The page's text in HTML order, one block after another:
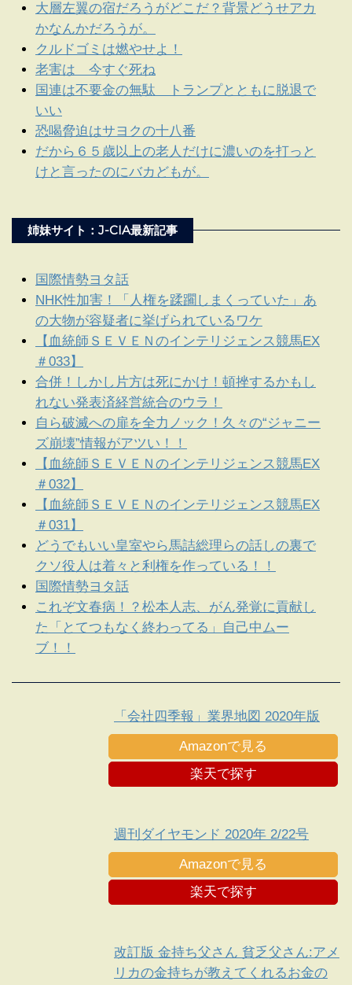
大層左翼の宿だろうがどこだ？背景どうせアカ
かなんかだろうが。
クルドゴミは燃やせよ！
老害は 今すぐ死ね
国連は不要金の無駄 トランプとともに脱退で
いい
恐喝脅迫はサヨクの十八番
だから６５歳以上の老人だけに濃いのを打っと
けと言ったのにバカどもが。
姉妹サイト：J-CIA最新記事
国際情勢ヨタ話
NHK性加害！「人権を蹂躙しまくっていた」あ
の大物が容疑者に挙げられているワケ
【血統師ＳＥＶＥＮのインテリジェンス競馬EX
＃033】
合併！しかし片方は死にかけ！頓挫するかもし
れない発表済経営統合のウラ！
自ら破滅への扉を全力ノック！久々の“ジャニー
ズ崩壊”情報がアツい！！
【血統師ＳＥＶＥＮのインテリジェンス競馬EX
＃032】
【血統師ＳＥＶＥＮのインテリジェンス競馬EX
＃031】
どうでもいい皇室やら馬詰総理らの話しの裏で
クソ役人は着々と利権を作っている！！
国際情勢ヨタ話
これぞ文春病！？松本人志、がん発覚に貢献し
た「とてつもなく終わってる」自己中ムー
ブ！！
「会社四季報」業界地図 2020年版
Amazonで見る
楽天で探す
週刊ダイヤモンド 2020年 2/22号
Amazonで見る
楽天で探す
改訂版 金持ち父さん 貧乏父さん:アメ
リカの金持ちが教えてくれるお金の